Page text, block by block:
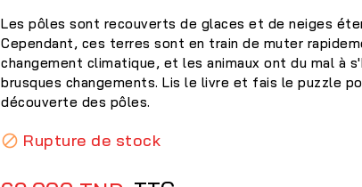
Les pôles sont recouverts de glaces et de neiges
Cependant, ces terres sont en train de muter
changement climatique, et les animaux ont du mal à
brusques changements. Lis le livre et fais le puzzle
découverte des pôles.
 Rupture de stock